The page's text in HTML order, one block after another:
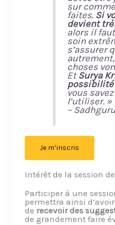
sur
faites. Si
devient
alors il
soin
s’assurer
choses
EtSurya
vous
l’utiliser. »
– Sadhguru
Je m’inscris
Intérêt de la session
Participer à une
permettra ainsi
de recevoir des
de grandement faire